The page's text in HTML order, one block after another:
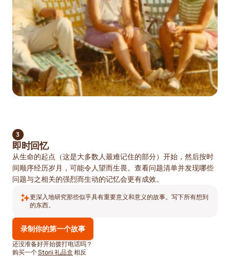
3
即时回忆
从生命的起点（这是大多数人最难记住的部分）开始，然后按时
间顺序经历岁月，可能令人望而生畏。查看问题清单并发现哪些
问题与之相关的强烈而生动的记忆会更有成效。
更深入地研究那些似乎具有重要意义和意义的故事。写下所有想到
的东西。
录制你的第一个故事
还没准备好开始拨打电话吗？
购买一个Storii 礼品盒相反